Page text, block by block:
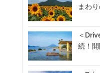
まわ
＜
続！